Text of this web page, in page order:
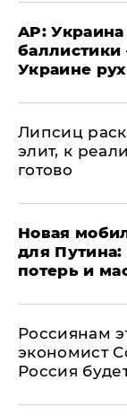
AP:
баллистики
Украине
Липсиц
элит, к
готово
​Новая
для
потерь и
Россиянам
экономист
Россия